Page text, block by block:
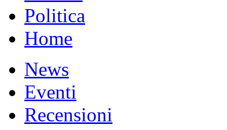
Politica
Home
News
Eventi
Recensioni